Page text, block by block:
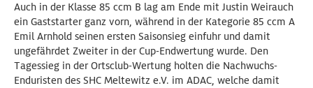
Auch in der Klasse 85 ccm B lag am Ende mit Justin Weirauch
ein Gaststarter ganz vorn, während in der Kategorie 85 ccm A
Emil Arnhold seinen ersten Saisonsieg einfuhr und damit
ungefährdet Zweiter in der Cup-Endwertung wurde. Den
Tagessieg in der Ortsclub-Wertung holten die Nachwuchs-
Enduristen des SHC Meltewitz e.V. im ADAC, welche damit